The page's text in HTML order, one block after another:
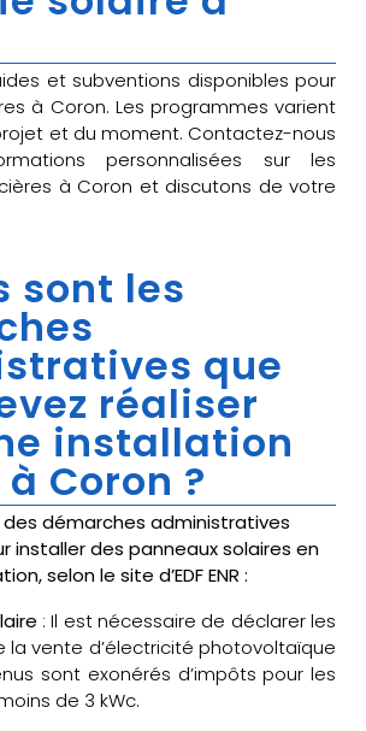
et subventions disponibles pour
à Coron. Les programmes varient
et du moment. Contactez-nous
personnalisées sur les
à Coron et discutons de votre
sont les
que
réaliser
installation
Coron ?
des démarches administratives
installer des panneaux solaires en
selon le site d’EDF ENR :
: Il est nécessaire de déclarer les
la vente d’électricité photovoltaïque
sont exonérés d’impôts pour les
de 3 kWc.